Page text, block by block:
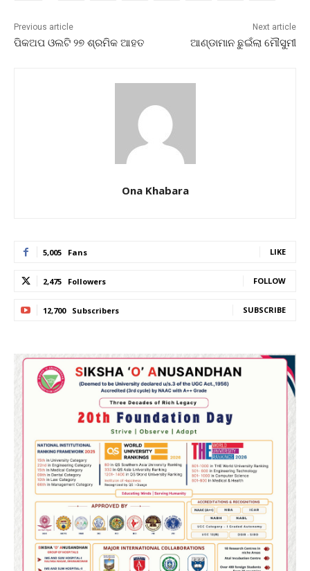
Previous article
ପିକଅପ ଓଲଟି ୨୭ ଶ୍ରମିକ ଆହତ
Next article
ଆଣ୍ଡାମାନ ଛୁଇଁଲା ମୌସୁମୀ
Ona Khabara
5,005 Fans LIKE
2,475 Followers FOLLOW
12,700 Subscribers SUBSCRIBE